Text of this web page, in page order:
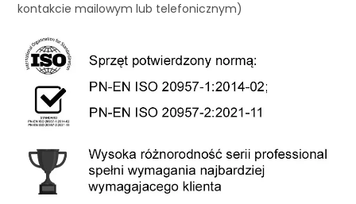
kontakcie mailowym lub telefonicznym)